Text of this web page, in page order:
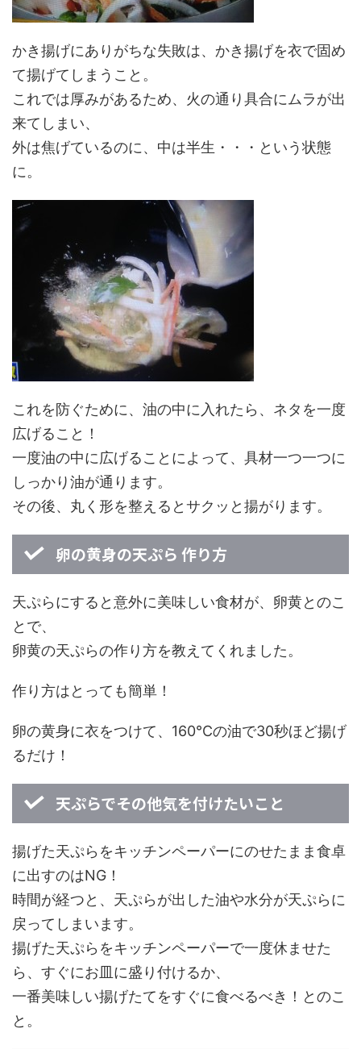
かき揚げにありがちな失敗は、かき揚げを衣で固め
て揚げてしまうこと。
これでは厚みがあるため、火の通り具合にムラが出
来てしまい、
外は焦げているのに、中は半生・・・という状態
に。
これを防ぐために、 油の中に入れたら、ネタを一度
広げること！
一度油の中に広げることによって、具材一つ一つに
しっかり油が通ります。
その後、丸く形を整えるとサクッと揚がります。
卵の黄身の天ぷら 作り方
天ぷらにすると意外に美味しい食材が、卵黄とのこ
とで、
卵黄の天ぷらの作り方を教えてくれました。
作り方はとっても簡単！
卵の黄身に衣をつけて、160℃の油で30秒ほど揚げ
るだけ！
天ぷらでその他気を付けたいこと
揚げた天ぷらをキッチンペーパーにのせたまま食卓
に出すのはNG！
時間が経つと、天ぷらが出した油や水分が天ぷらに
戻ってしまいます。
揚げた天ぷらをキッチンペーパーで一度休ませた
ら、すぐにお皿に盛り付けるか、
一番美味しい揚げたてをすぐに食べるべき！とのこ
と。